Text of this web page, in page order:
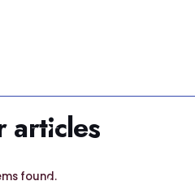
articles
found.